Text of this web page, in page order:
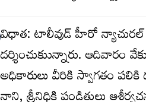
విధాత: టాలీవుడ్ హీరో న్యాచురల్
దర్శించుకుున్నారు. ఆదివారం
అధికారులు వీరికి స్వాగతం